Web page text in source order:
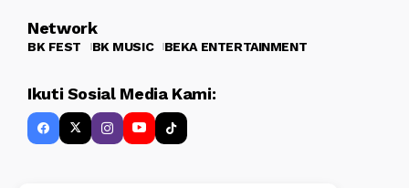
Network
BK FEST BK MUSIC BEKA ENTERTAINMENT
Ikuti Sosial Media Kami: